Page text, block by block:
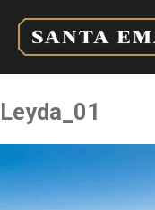
Leyda_01